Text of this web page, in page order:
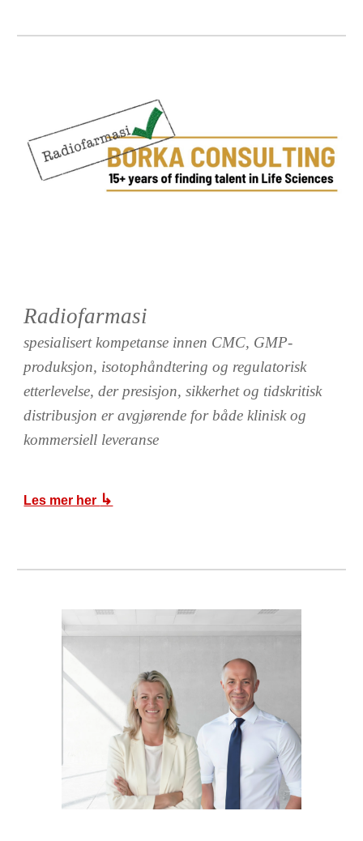
Radiofarmasi
spesialisert kompetanse innen CMC, GMP-
produksjon, isotophåndtering og regulatorisk
etterlevelse, der presisjon, sikkerhet og tidskritisk
distribusjon er avgjørende for både klinisk og
kommersiell leveranse
Les mer her ↳